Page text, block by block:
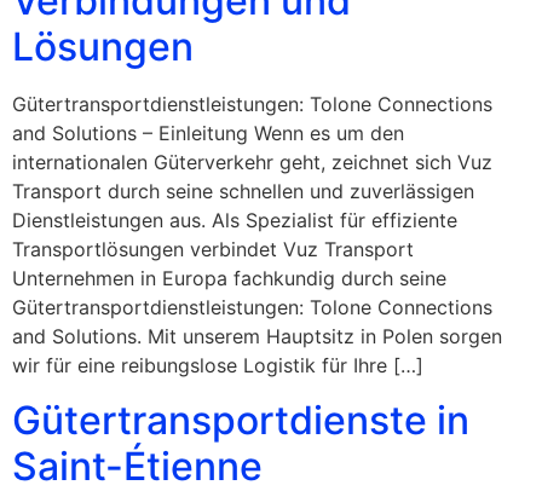
Lösungen
Gütertransportdienstleistungen: Tolone Connections
and Solutions – Einleitung Wenn es um den
internationalen Güterverkehr geht, zeichnet sich Vuz
Transport durch seine schnellen und zuverlässigen
Dienstleistungen aus. Als Spezialist für effiziente
Transportlösungen verbindet Vuz Transport
Unternehmen in Europa fachkundig durch seine
Gütertransportdienstleistungen: Tolone Connections
and Solutions. Mit unserem Hauptsitz in Polen sorgen
wir für eine reibungslose Logistik für Ihre […]
Gütertransportdienste in
Saint-Étienne